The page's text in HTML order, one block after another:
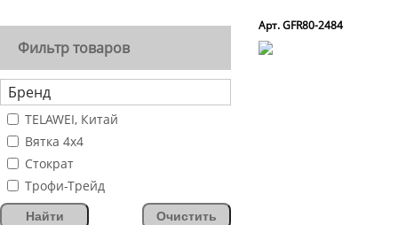
Фильтр товаров
Бренд
TELAWEI, Китай
Вятка 4х4
Стократ
Трофи-Трейд
Найти Очистить
Арт. GFR80-2484